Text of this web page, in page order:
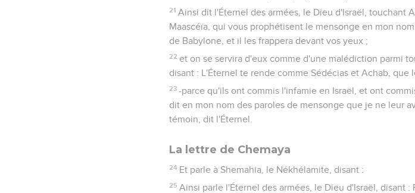
21 Ainsi dit l'Éternel des armées, le Dieu d'Israël, touchant
Maascéïa, qui vous prophétisent le mensonge en mon
de Babylone, et il les frappera devant vos yeux ;
22 et on se servira d'eux comme d'une malédiction parmi
disant : L'Éternel te rende comme Sédécias et Achab, que
23 -parce qu'ils ont commis l'infamie en Israël, et ont
dit en mon nom des paroles de mensonge que je ne leur
témoin, dit l'Éternel.
La lettre de Chemaya
24 Et parle à Shemahia, le Nékhélamite, disant :
25 Ainsi parle l'Éternel des armées, le Dieu d'Israël, disant